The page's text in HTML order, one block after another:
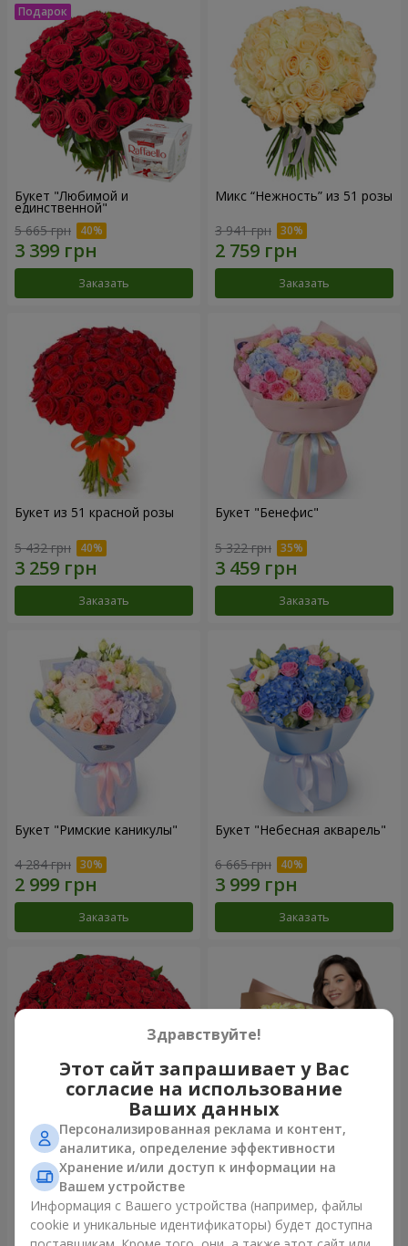
Букет "Любимой и
единственной"
5 665 грн
Заказать
Микс “Нежность” из 51 розы
3 941 грн
Заказать
Букет из 51 красной розы
5 432 грн
Заказать
Букет "Бенефис"
5 322 грн
Заказать
Букет "Римские каникулы"
4 284 грн
Заказать
Букет "Небесная акварель"
6 665 грн
Заказать
101 красная роза
10 725 грн
Заказать
Букет "Сердце – сердцу"
Заказать
Здравствуйте!
Этот сайт запрашивает у Вас
согласие на использование
Ваших данных
Персонализированная реклама и контент,
аналитика, определение эффективности
Хранение и/или доступ к информации на
Вашем устройстве
Информация с Вашего устройства (например, файлы
cookie и уникальные идентификаторы) будет доступна